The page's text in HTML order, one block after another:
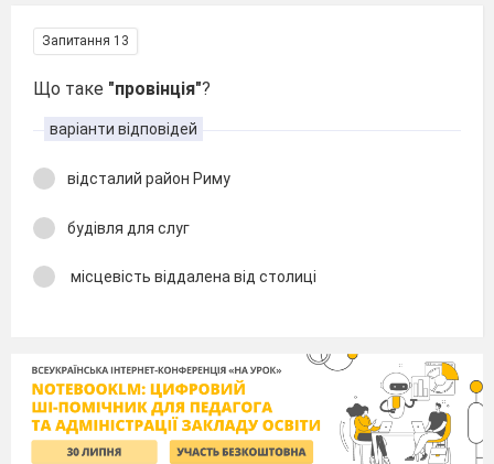
Запитання 13
Що таке "провінція"?
варіанти відповідей
відсталий район Риму
будівля для слуг
місцевість віддалена від столиці